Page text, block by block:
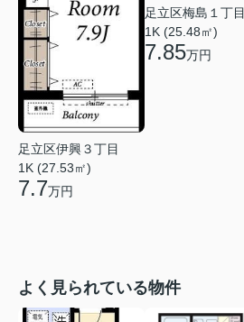
足立区伊興３丁目
1K (27.53㎡)
7.7万円
足立区梅島１丁目
1K (25.48㎡)
7.85万円
よく見られている物件